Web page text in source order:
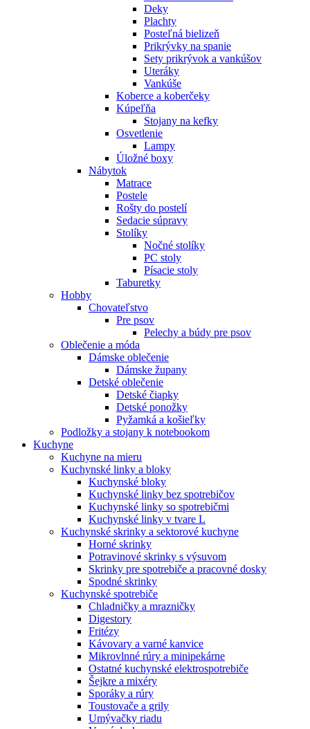
Deky
Plachty
Posteľná bielizeň
Prikrývky na spanie
Sety prikrývok a vankúšov
Uteráky
Vankúše
Koberce a koberčeky
Kúpeľňa
Stojany na kefky
Osvetlenie
Lampy
Úložné boxy
Nábytok
Matrace
Postele
Rošty do postelí
Sedacie súpravy
Stolíky
Nočné stolíky
PC stoly
Písacie stoly
Taburetky
Hobby
Chovateľstvo
Pre psov
Pelechy a búdy pre psov
Oblečenie a móda
Dámske oblečenie
Dámske župany
Detské oblečenie
Detské čiapky
Detské ponožky
Pyžamká a košieľky
Podložky a stojany k notebookom
Kuchyne
Kuchyne na mieru
Kuchynské linky a bloky
Kuchynské bloky
Kuchynské linky bez spotrebičov
Kuchynské linky so spotrebičmi
Kuchynské linky v tvare L
Kuchynské skrinky a sektorové kuchyne
Horné skrinky
Potravinové skrinky s výsuvom
Skrinky pre spotrebiče a pracovné dosky
Spodné skrinky
Kuchynské spotrebiče
Chladničky a mrazničky
Digestory
Fritézy
Kávovary a varné kanvice
Mikrovlnné rúry a minipekárne
Ostatné kuchynské elektrospotrebiče
Šejkre a mixéry
Sporáky a rúry
Toustovače a grily
Umývačky riadu